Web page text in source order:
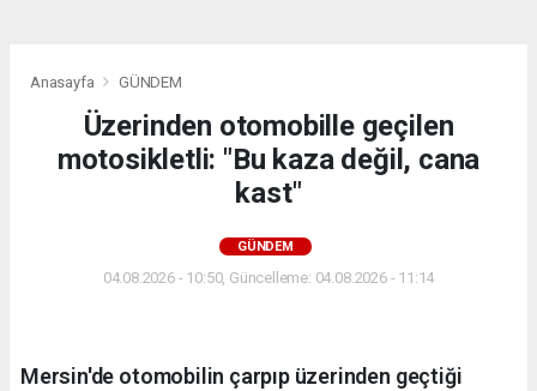
Anasayfa GÜNDEM
Üzerinden otomobille geçilen
motosikletli: "Bu kaza değil, cana
kast"
GÜNDEM
04.08.2026 - 10:50, Güncelleme: 04.08.2026 - 11:14
Mersin'de otomobilin çarpıp üzerinden geçtiği